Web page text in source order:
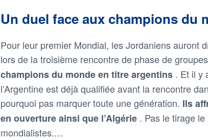
Un duel face aux champions du
Pour leur premier Mondial, les Jordaniens auront
lors de la troisième rencontre de phase de
champions du monde en titre argentins . Et il y
l’Argentine est déjà qualifiée avant la rencontre
pourquoi pas marquer toute une génération. Ils
en ouverture ainsi que l’Algérie . Pas le tirage
mondialistes.…